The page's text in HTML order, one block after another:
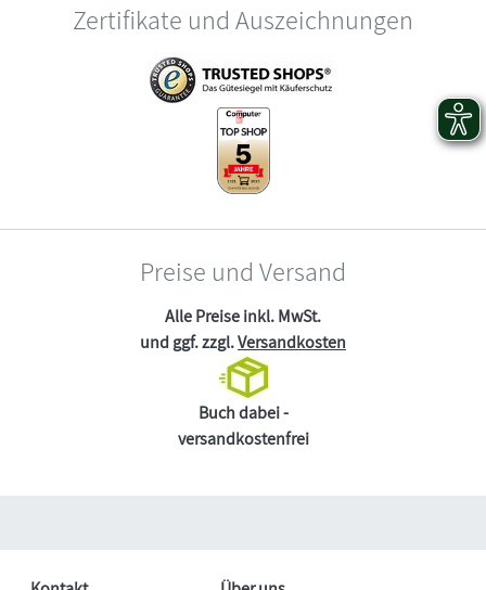
Zertifikate und Auszeichnungen
Preise und Versand
Alle Preise inkl. MwSt.
und ggf. zzgl.Versandkosten
Buch dabei -
versandkostenfrei